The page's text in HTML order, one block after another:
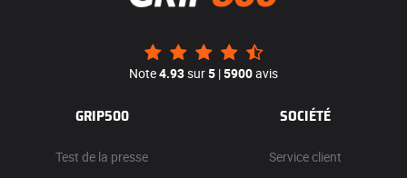
Note4.93sur5 |5900avis
GRIP500
Test de la presse
SOCIÉTÉ
Service client